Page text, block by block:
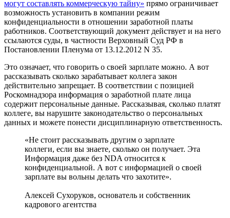
могут составлять коммерческую тайну» прямо ограничивает
возможность установить в компании режим
конфиденциальности в отношении заработной платы
работников. Соответствующий документ действует и на него
ссылаются суды, в частности Верховный Суд РФ в
Постановлении Пленума от 13.12.2012 N 35.
Это означает, что говорить о своей зарплате можно. А вот
рассказывать сколько зарабатывает коллега закон
действительно запрещает. В соответствии с позицией
Роскомнадзора информация о заработной плате лица
содержит персональные данные. Рассказывая, сколько платят
коллеге, вы нарушите законодательство о персональных
данных и можете понести дисциплинарную ответственность.
«Не стоит рассказывать другим о зарплате
коллеги, если вы знаете, сколько он получает. Эта
Информация даже без NDA относится к
конфиденциальной. А вот с информацией о своей
зарплате вы вольны делать что захотите».
Алексей Сухоруков, основатель и собственник
кадрового агентства